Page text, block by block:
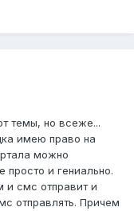
темы, но всеже...
имею право на
можно
просто и гениально.
и смс отправит и
отправлять. Причем